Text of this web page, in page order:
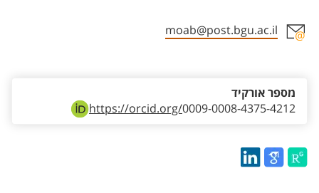
moab@post.bgu.ac.il
https://orcid.org/0009-0008-4375-4212
מספר אורקיד